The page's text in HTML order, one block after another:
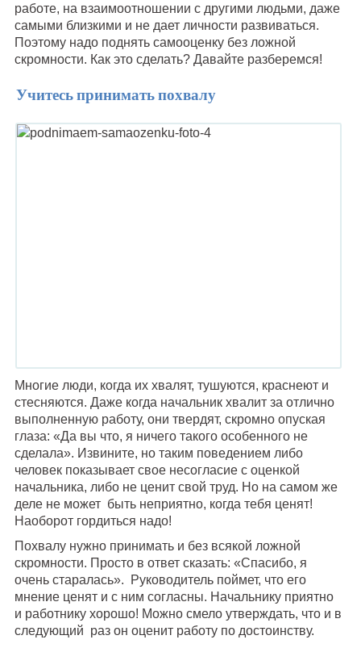
работе, на взаимоотношении с другими людьми, даже
самыми близкими и не дает личности развиваться.
Поэтому надо поднять самооценку без ложной
скромности. Как это сделать? Давайте разберемся!
Учитесь принимать похвалу
Многие люди, когда их хвалят, тушуются, краснеют и
стесняются. Даже когда начальник хвалит за отлично
выполненную работу, они твердят, скромно опуская
глаза: «Да вы что, я ничего такого особенного не
сделала». Извините, но таким поведением либо
человек показывает свое несогласие с оценкой
начальника, либо не ценит свой труд. Но на самом же
деле не может быть неприятно, когда тебя ценят!
Наоборот гордиться надо!
Похвалу нужно принимать и без всякой ложной
скромности. Просто в ответ сказать: «Спасибо, я
очень старалась». Руководитель поймет, что его
мнение ценят и с ним согласны. Начальнику приятно
и работнику хорошо! Можно смело утверждать, что и в
следующий раз он оценит работу по достоинству.